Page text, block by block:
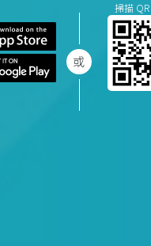
掃描